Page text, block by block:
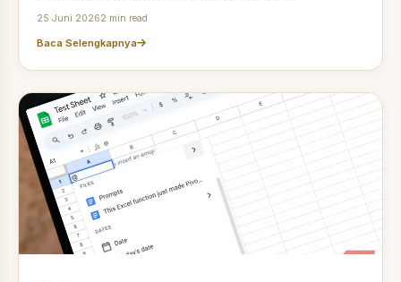
25 Juni 20262 min read
Baca Selengkapnya